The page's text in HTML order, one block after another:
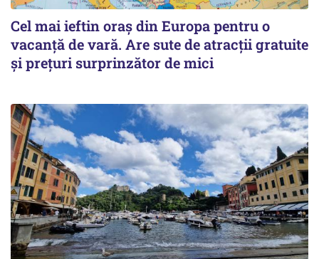
Cel mai ieftin oraș din Europa pentru o
vacanță de vară. Are sute de atracții gratuite
și prețuri surprinzător de mici